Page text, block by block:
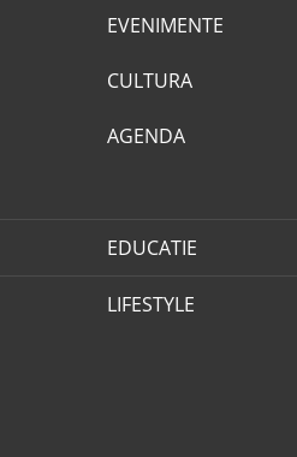
EVENIMENTE
CULTURA
AGENDA
EDUCATIE
LIFESTYLE